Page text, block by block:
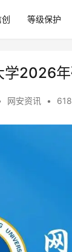
等级保护
学2026
网安资讯 •